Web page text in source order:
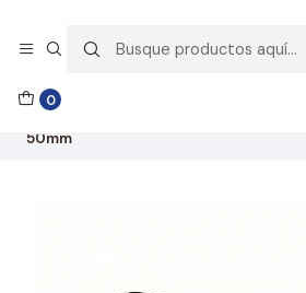
0
🚚 Envío GRATIS por compras
50mm